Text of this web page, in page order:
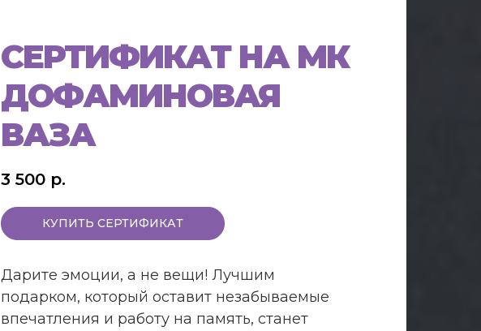
СЕРТИФИКАТ НА МК
ДОФАМИНОВАЯ
ВАЗА
3 500 р.
КУПИТЬ СЕРТИФИКАТ
Дарите эмоции, а не вещи! Лучшим
подарком, который оставит незабываемые
впечатления и работу на память, станет